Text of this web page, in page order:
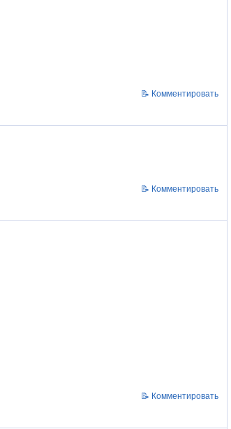
📝 Комментировать
📝 Комментировать
📝 Комментировать